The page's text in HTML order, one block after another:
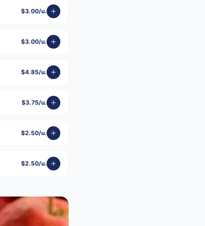
$3.00/u.
$3.00/u.
$4.85/u.
$3.75/u.
$2.50/u.
$2.50/u.